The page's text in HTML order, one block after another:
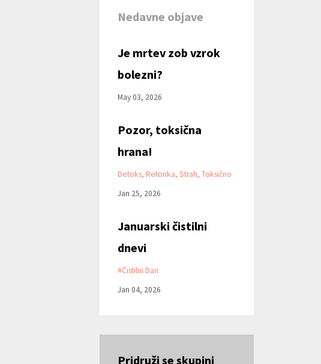
Nedavne objave
Je mrtev zob vzrok
bolezni?
May 03, 2026
Pozor, toksična
hrana!
Detoks Retorika Strah Toksično
Jan 25, 2026
Januarski čistilni
dnevi
#čistilni Dan
Jan 04, 2026
Pridruži se skupini